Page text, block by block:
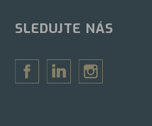
SLEDUJTE NÁS